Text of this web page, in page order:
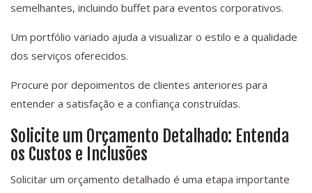
semelhantes, incluindo buffet para eventos corporativos.
Um portfólio variado ajuda a visualizar o estilo e a qualidade
dos serviços oferecidos.
Procure por depoimentos de clientes anteriores para
entender a satisfação e a confiança construídas.
Solicite um Orçamento Detalhado: Entenda
os Custos e Inclusões
Solicitar um orçamento detalhado é uma etapa importante